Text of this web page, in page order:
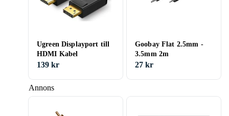
Annons
Ugreen Displayport till
HDMI Kabel
139 kr
Goobay Flat 2.5mm -
3.5mm 2m
27 kr